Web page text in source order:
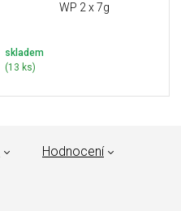
WP 2 x 7g
skladem
(13 ks)
Hodnocení